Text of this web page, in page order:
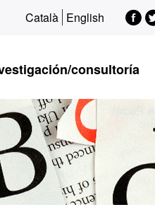
Català English
consultoría